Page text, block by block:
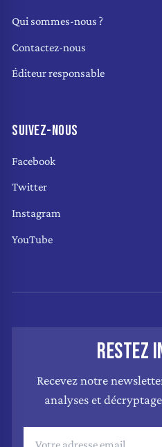
Qui sommes-nous ?
Contactez-nous
Éditeur responsable
SUIVEZ-NOUS
Facebook
Twitter
Instagram
YouTube
RESTEZ
Recevez notre
analyses et